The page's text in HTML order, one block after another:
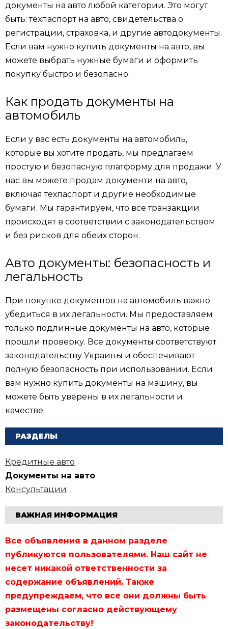
документы на авто любой категории. Это могут
быть: техпаспорт на авто, свидетельства о
регистрации, страховка, и другие автодокументы.
Если вам нужно купить документы на авто, вы
можете выбрать нужные бумаги и оформить
покупку быстро и безопасно.
Как продать документы на
автомобиль
Если у вас есть документы на автомобиль,
которые вы хотите продать, мы предлагаем
простую и безопасную платформу для продажи. У
нас вы можете продам документи на авто,
включая техпаспорт и другие необходимые
бумаги. Мы гарантируем, что все транзакции
происходят в соответствии с законодательством
и без рисков для обеих сторон.
Авто документы: безопасность и
легальность
При покупке документов на автомобиль важно
убедиться в их легальности. Мы предоставляем
только подлинные документы на авто, которые
прошли проверку. Все документы соответствуют
законодательству Украины и обеспечивают
полную безопасность при использовании. Если
вам нужно купить документы на машину, вы
можете быть уверены в их легальности и
качестве.
РАЗДЕЛЫ
Кредитные авто
Документы на авто
Консультации
ВАЖНАЯ ИНФОРМАЦИЯ
Все объявления в данном разделе
публикуются пользователями. Наш сайт не
несет никакой ответственности за
содержание объявлений. Также
предупреждаем, что все они должны быть
размещены согласно действующему
законодательству!